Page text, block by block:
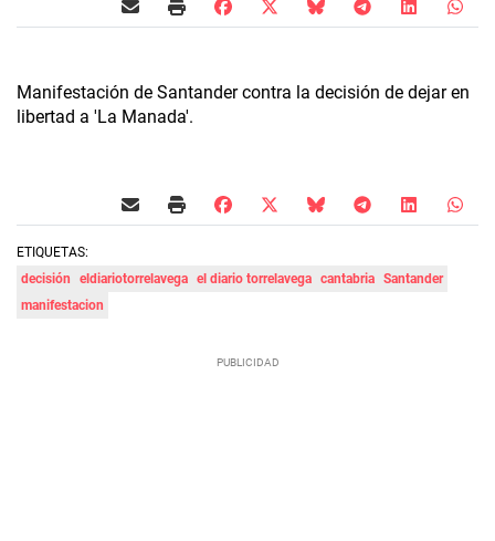
Manifestación de Santander contra la decisión de dejar en
libertad a 'La Manada'.
ETIQUETAS:
decisión
eldiariotorrelavega el diario torrelavega cantabria Santander
manifestacion